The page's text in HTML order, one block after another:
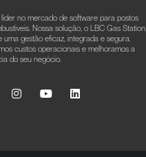
no mercado de software para postos
Nossa solução, o LBC Gas Station,
uma gestão eficaz, integrada e segura.
custos operacionais e melhoramos a
do seu negócio.